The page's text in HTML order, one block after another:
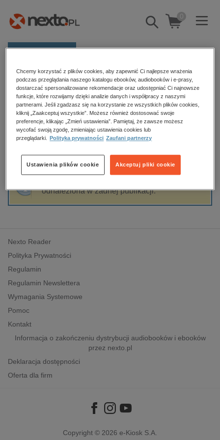
Pokaż/schowaj
wyszukiwarkę
0
Kategorie
Zobacz wszystkie E-prasa
budownictwo, aranżacja wnętrz
biznesowe, branżowe, gospodarka
dzienniki
edukacja
hobby, sport, rozrywka
komputery, internet, technologie, informatyka
polityka, społeczno-informacyjne
psychologiczne
inne
popularno-naukowe
historia
Strona główna Gabriela Jaskulla
Gabriela Jaskulla
Sortowanie Filtrowanie
odnaleziona w żadnej publikacji.
Nexto Reader
Polityka Prywatności
Regulamin
Regulamin Newslettera
Wymagania Systemowe
Pomoc
Kontakt
Informacja o zakończeniu dystrybucji audiobooków i ebooków
przez nexto.pl
Deklaracja dostępności
Oferta dla firm
Copyright © 2026 e-Kiosk S.A.
Chcemy korzystać z plików cookies, aby zapewnić Ci najlepsze wrażenia
podczas przeglądania naszego katalogu ebooków, audiobooków i e-prasy,
dostarczać spersonalizowane rekomendacje oraz udostępniać Ci najnowsze
funkcje, które rozwijamy dzięki analizie danych i współpracy z naszymi
partnerami. Jeśli zgadzasz się na korzystanie ze wszystkich plików cookies,
kliknij „Zaakceptuj wszystkie”. Możesz również dostosować swoje
preferencje, klikając „Zmień ustawienia”. Pamiętaj, że zawsze możesz
wycofać swoją zgodę, zmieniając ustawienia cookies lub
przeglądarki.
Polityka prywatności Zaufani partnerzy
Akceptuj pliki cookie
Ustawienia plików cookie